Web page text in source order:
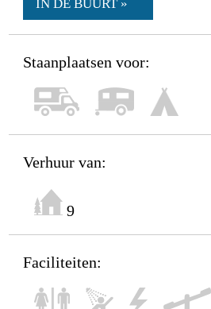
IN DE BUURT »
Staanplaatsen voor:
Verhuur van:
9
Faciliteiten: